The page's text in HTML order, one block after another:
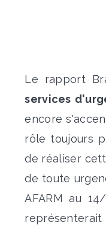
Le rapport
services
encore
rôle toujours
de réaliser
de toute
AFARM au
représenterait